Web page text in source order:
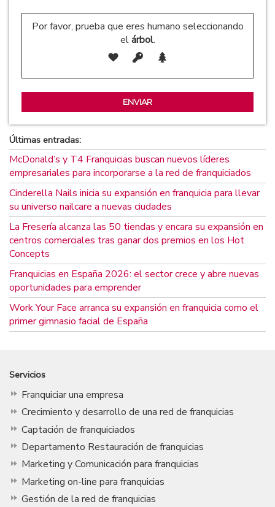
Por favor, prueba que eres humano seleccionando
elárbol.
Últimas entradas:
McDonald’s y T4 Franquicias buscan nuevos líderes
empresariales para incorporarse a la red de franquiciados
Cinderella Nails inicia su expansión en franquicia para llevar
su universo nailcare a nuevas ciudades
La Fresería alcanza las 50 tiendas y encara su expansión en
centros comerciales tras ganar dos premios en los Hot
Concepts
Franquicias en España 2026: el sector crece y abre nuevas
oportunidades para emprender
Work Your Face arranca su expansión en franquicia como el
primer gimnasio facial de España
Servicios
Franquiciar una empresa
Crecimiento y desarrollo de una red de franquicias
Captación de franquiciados
Departamento Restauración de franquicias
Marketing y Comunicación para franquicias
Marketing on-line para franquicias
Gestión de la red de franquicias